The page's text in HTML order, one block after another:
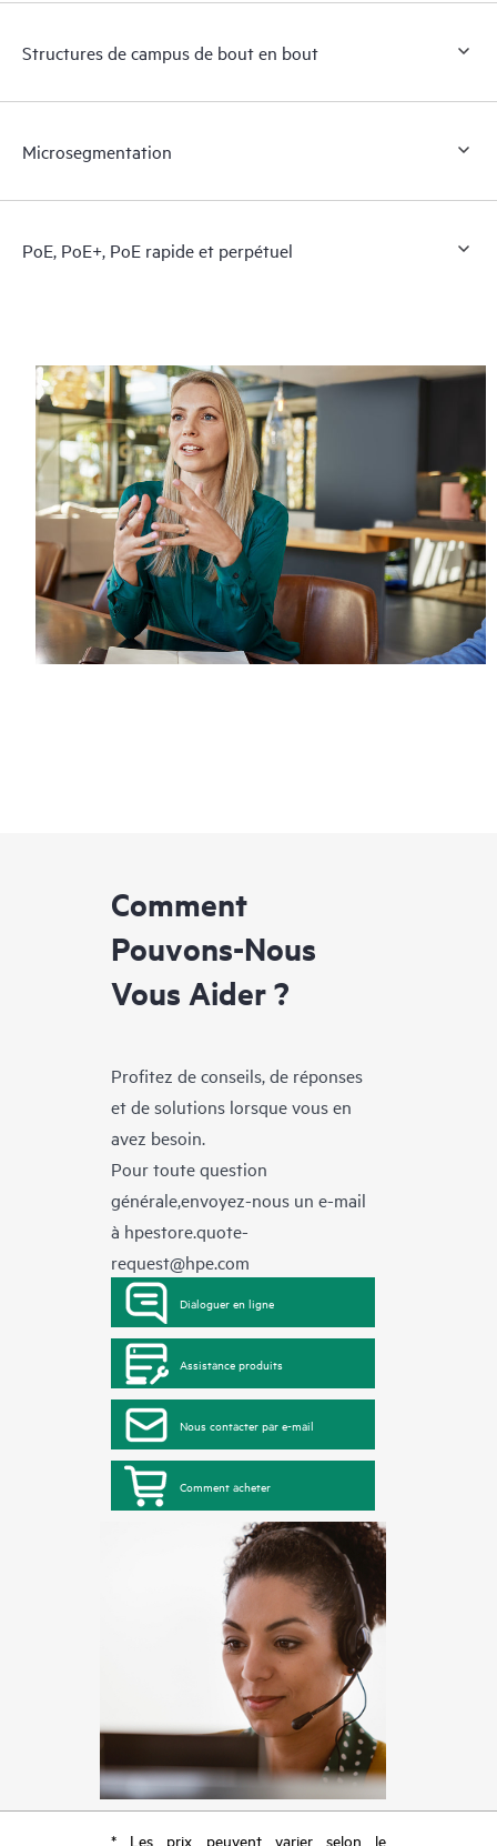
Structures de campus de bout en bout
Microsegmentation
PoE, PoE+, PoE rapide et perpétuel
Comment
Pouvons-Nous
Vous Aider ?
Profitez de conseils, de réponses
et de solutions lorsque vous en
avez besoin.
Pour toute question
générale,envoyez-nous un e-mail
à hpestore.quote-
request@hpe.com
Dialoguer en ligne
Assistance produits
Nous contacter par e-mail
Comment acheter
* Les prix peuvent varier selon le